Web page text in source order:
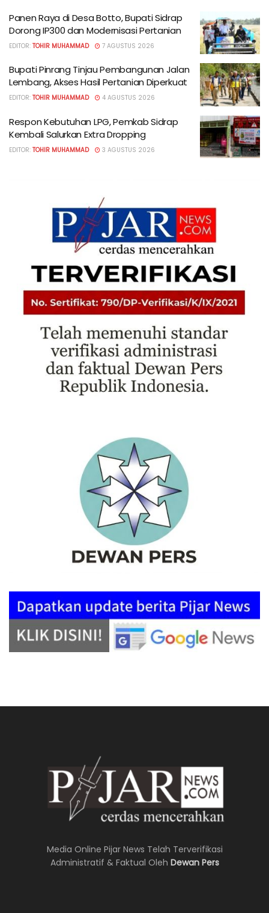
Panen Raya di Desa Botto, Bupati Sidrap
Dorong IP300 dan Modernisasi Pertanian
EDITOR: TOHIR MUHAMMAD 7 AGUSTUS 2026
Bupati Pinrang Tinjau Pembangunan Jalan
Lembang, Akses Hasil Pertanian Diperkuat
EDITOR: TOHIR MUHAMMAD 4 AGUSTUS 2026
Respon Kebutuhan LPG, Pemkab Sidrap
Kembali Salurkan Extra Dropping
EDITOR: TOHIR MUHAMMAD 3 AGUSTUS 2026
Media Online Pijar News Telah Terverifikasi
Administratif & Faktual Oleh Dewan Pers